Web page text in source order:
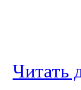
Читать